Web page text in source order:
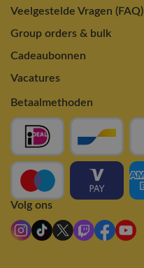
Veelgestelde Vragen (FAQ)
Group orders & bulk
Cadeaubonnen
Vacatures
Betaalmethoden
Volg ons